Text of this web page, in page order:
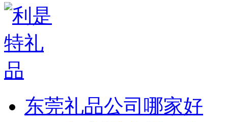
东莞礼品公司哪家好